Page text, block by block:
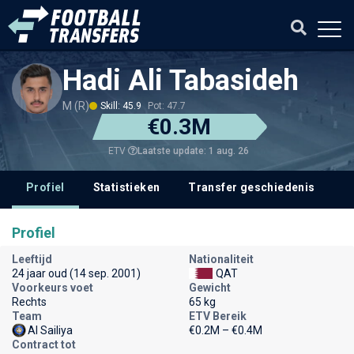
Hadi Ali Tabasideh
M (R) Skill: 45.9 Pot: 47.7
€0.3M
ETV Laatste update: 1 aug. 26
Profiel Statistieken Transfer geschiedenis
Profiel
Leeftijd
24 jaar oud (14 sep. 2001)
Nationaliteit
QAT
Voorkeurs voet
Rechts
Gewicht
65 kg
Team
Al Sailiya
ETV Bereik
€0.2M – €0.4M
Contract tot